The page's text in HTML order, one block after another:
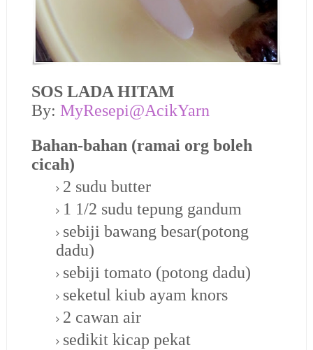
SOS LADA HITAM
By: MyResepi@AcikYarn
Bahan-bahan (ramai org boleh
cicah)
2 sudu butter
1 1/2 sudu tepung gandum
sebiji bawang besar(potong
dadu)
sebiji tomato (potong dadu)
seketul kiub ayam knors
2 cawan air
sedikit kicap pekat